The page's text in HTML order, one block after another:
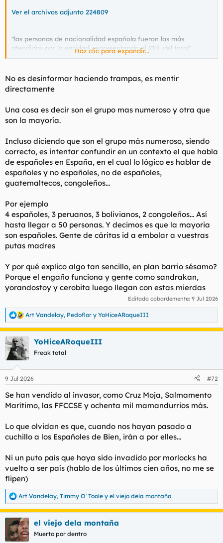
Ver el archivos adjunto 224809
"las personas de nacionalidad española fueron las más
atendidas por la entidad, representando el 21% del total"
son el grupo más grande, pero también sabemos que lo que en
realidad pretenden es desinformar.
Haz clic para expandir...
No es desinformar haciendo trampas, es mentir
directamente
Una cosa es decir son el grupo mas numeroso y otra que
son la mayoría.
Incluso diciendo que son el grupo más numeroso, siendo
correcto, es intentar confundir en un contexto el que habla
de españoles en España, en el cual lo lógico es hablar de
españoles y no españoles, no de españoles,
guatemaltecos, congoleños...
Por ejemplo
4 españoles, 3 peruanos, 3 bolivianos, 2 congoleños... Así
hasta llegar a 50 personas. Y decimos es que la mayoria
son españoles. Gente de cáritas id a embolar a vuestras
putas madres
Y por qué explico algo tan sencillo, en plan barrio sésamo?
Porque el engaño funciona y gente como sandrakan,
yorandostoy y cerobita luego llegan con estas mierdas
Editado cobardemente: 9 Jul 2026
R
e
a
c
c
e
:
Art Vandelay, Pedoflor y YoHiceARoqueIII
YoHiceARoqueIII
Freak total
9 Jul 2026 #72
Se han vendido al invasor, como Cruz Moja, Salmamento
Marítimo, las FFCCSE y ochenta mil mamandurrios más.
Lo que olvidan es que, cuando nos hayan pasado a
cuchillo a los Españoles de Bien, irán a por elles...
Ni un puto país que haya sido invadido por morlocks ha
vuelto a ser país (hablo de los últimos cien años, no me se
flipen)
R
e
a
c
c
i
Art Vandelay, Timmy O´Toole y el viejo dela montaña
el viejo dela montaña
Muerto por dentro